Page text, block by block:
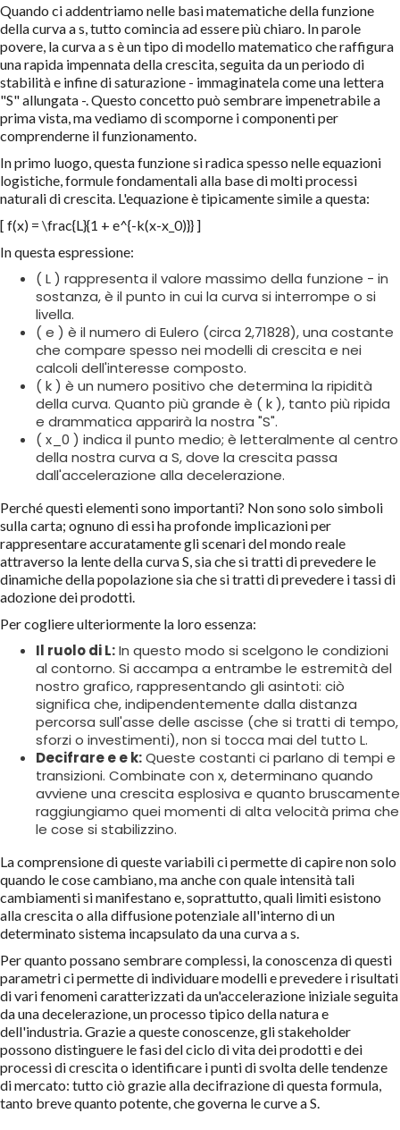
Quando ci addentriamo nelle basi matematiche della funzione
della curva a s, tutto comincia ad essere più chiaro. In parole
povere, la curva a s è un tipo di modello matematico che raffigura
una rapida impennata della crescita, seguita da un periodo di
stabilità e infine di saturazione - immaginatela come una lettera
"S" allungata -. Questo concetto può sembrare impenetrabile a
prima vista, ma vediamo di scomporne i componenti per
comprenderne il funzionamento.
In primo luogo, questa funzione si radica spesso nelle equazioni
logistiche, formule fondamentali alla base di molti processi
naturali di crescita. L'equazione è tipicamente simile a questa:
[ f(x) = \frac{L}{1 + e^{-k(x-x_0)}} ]
In questa espressione:
( L ) rappresenta il valore massimo della funzione - in
sostanza, è il punto in cui la curva si interrompe o si
livella.
( e ) è il numero di Eulero (circa 2,71828), una costante
che compare spesso nei modelli di crescita e nei
calcoli dell'interesse composto.
( k ) è un numero positivo che determina la ripidità
della curva. Quanto più grande è ( k ), tanto più ripida
e drammatica apparirà la nostra "S".
( x_0 ) indica il punto medio; è letteralmente al centro
della nostra curva a S, dove la crescita passa
dall'accelerazione alla decelerazione.
Perché questi elementi sono importanti? Non sono solo simboli
sulla carta; ognuno di essi ha profonde implicazioni per
rappresentare accuratamente gli scenari del mondo reale
attraverso la lente della curva S, sia che si tratti di prevedere le
dinamiche della popolazione sia che si tratti di prevedere i tassi di
adozione dei prodotti.
Per cogliere ulteriormente la loro essenza:
Il ruolo di L:In questo modo si scelgono le condizioni
al contorno. Si accampa a entrambe le estremità del
nostro grafico, rappresentando gli asintoti: ciò
significa che, indipendentemente dalla distanza
percorsa sull'asse delle ascisse (che si tratti di tempo,
sforzi o investimenti), non si tocca mai del tutto L.
Decifrare e e k:Queste costanti ci parlano di tempi e
transizioni. Combinate con x, determinano quando
avviene una crescita esplosiva e quanto bruscamente
raggiungiamo quei momenti di alta velocità prima che
le cose si stabilizzino.
La comprensione di queste variabili ci permette di capire non solo
quando le cose cambiano, ma anche con quale intensità tali
cambiamenti si manifestano e, soprattutto, quali limiti esistono
alla crescita o alla diffusione potenziale all'interno di un
determinato sistema incapsulato da una curva a s.
Per quanto possano sembrare complessi, la conoscenza di questi
parametri ci permette di individuare modelli e prevedere i risultati
di vari fenomeni caratterizzati da un'accelerazione iniziale seguita
da una decelerazione, un processo tipico della natura e
dell'industria. Grazie a queste conoscenze, gli stakeholder
possono distinguere le fasi del ciclo di vita dei prodotti e dei
processi di crescita o identificare i punti di svolta delle tendenze
di mercato: tutto ciò grazie alla decifrazione di questa formula,
tanto breve quanto potente, che governa le curve a S.